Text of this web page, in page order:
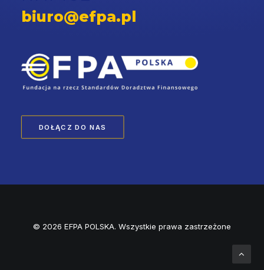
DOŁĄCZ DO NAS
biuro@efpa.pl
© 2026 EFPA POLSKA. Wszystkie prawa zastrzeżone